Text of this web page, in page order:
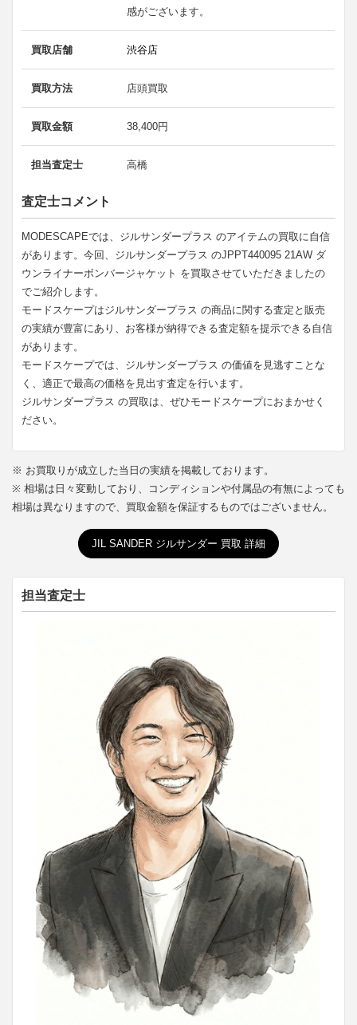
感がございます。
買取店舗 渋谷店
買取方法 店頭買取
買取金額 38,400円
担当査定士 高橋
査定士コメント
MODESCAPEでは、ジルサンダープラス のアイテムの買取に自信
があります。今回、ジルサンダープラス のJPPT440095 21AW ダ
ウンライナーボンバージャケット を買取させていただきましたの
でご紹介します。
モードスケープはジルサンダープラス の商品に関する査定と販売
の実績が豊富にあり、お客様が納得できる査定額を提示できる自信
があります。
モードスケープでは、ジルサンダープラス の価値を見逃すことな
く、適正で最高の価格を見出す査定を行います。
ジルサンダープラス の買取は、ぜひモードスケープにおまかせく
ださい。
※ お買取りが成立した当日の実績を掲載しております。
※ 相場は日々変動しており、コンディションや付属品の有無によっても
相場は異なりますので、買取金額を保証するものではございません。
JIL SANDER ジルサンダー 買取 詳細
担当査定士